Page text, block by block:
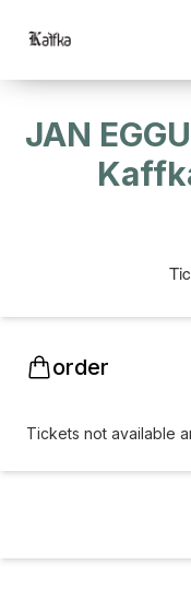
JAN
order
Tickets not available